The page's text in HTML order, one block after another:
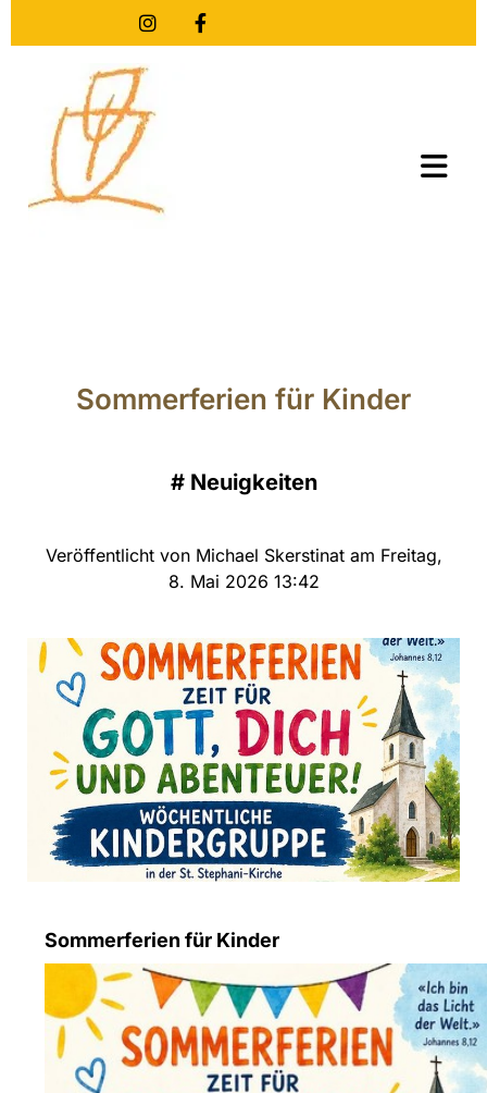
Sommerferien für Kinder
# Neuigkeiten
Veröffentlicht von Michael Skerstinat am Freitag,
8. Mai 2026 13:42
Sommerferien für Kinder